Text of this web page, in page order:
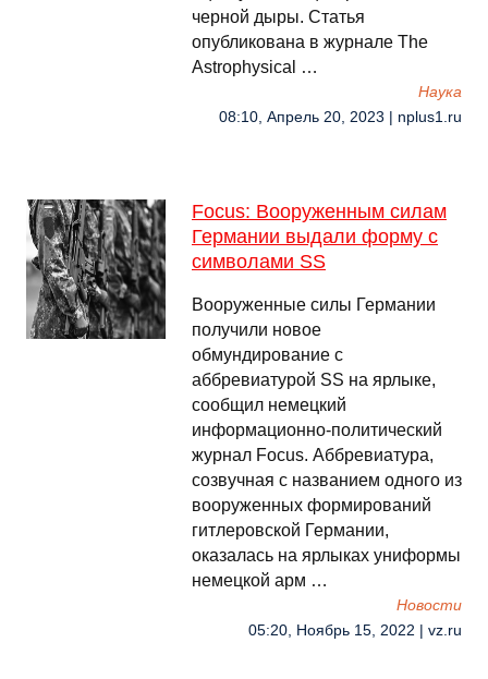
черной дыры. Статья
опубликована в журнале The
Astrophysical …
Наука
08:10, Апрель 20, 2023 | nplus1.ru
Focus: Вооруженным силам
Германии выдали форму с
символами SS
Вооруженные силы Германии
получили новое
обмундирование с
аббревиатурой SS на ярлыке,
сообщил немецкий
информационно-политический
журнал Focus. Аббревиатура,
созвучная с названием одного из
вооруженных формирований
гитлеровской Германии,
оказалась на ярлыках униформы
немецкой арм …
Новости
05:20, Ноябрь 15, 2022 | vz.ru